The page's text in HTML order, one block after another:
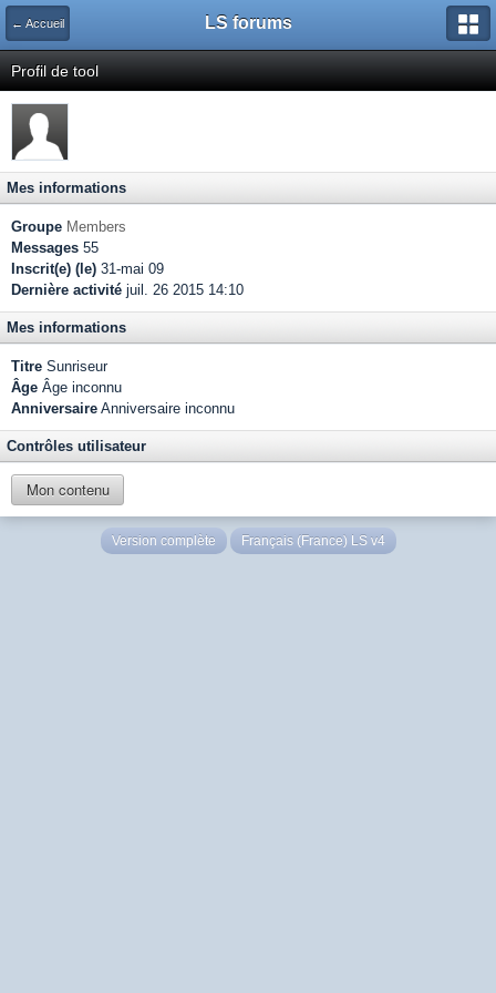
← Accueil LS forums
Profil de tool
Mes informations
Groupe Members
Messages 55
Inscrit(e) (le) 31-mai 09
Dernière activité juil. 26 2015 14:10
Mes informations
Titre Sunriseur
Âge Âge inconnu
Anniversaire Anniversaire inconnu
Contrôles utilisateur
Mon contenu
Version complète Français (France) LS v4